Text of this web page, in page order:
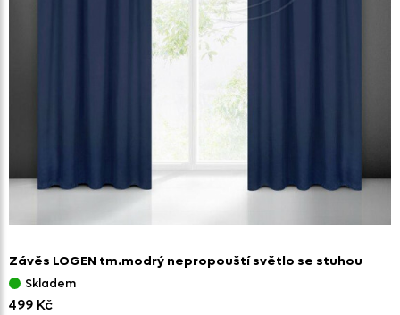
Závěs LOGEN tm.modrý nepropouští světlo se stuhou
Skladem
499 Kč